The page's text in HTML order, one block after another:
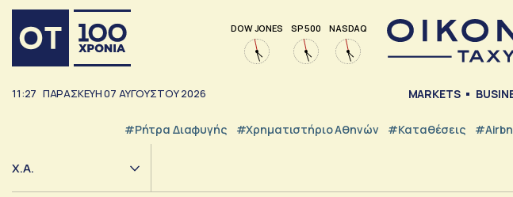
DOW JONES SP 500 NASDAQ
11:28 ΠΑΡΑΣΚΕΥΗ07 ΑΥΓΟΥΣΤΟΥ2026 MARKETS
#ρήτρα Διαφυγής #Χρηματιστήριο Αθηνών #Καταθέσεις
Χ.Α.